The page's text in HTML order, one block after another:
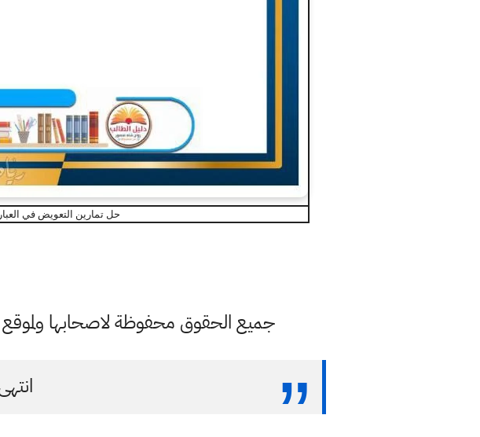
حل تمارين التعويض في
جميع الحقوق محفوظة لاصحابها